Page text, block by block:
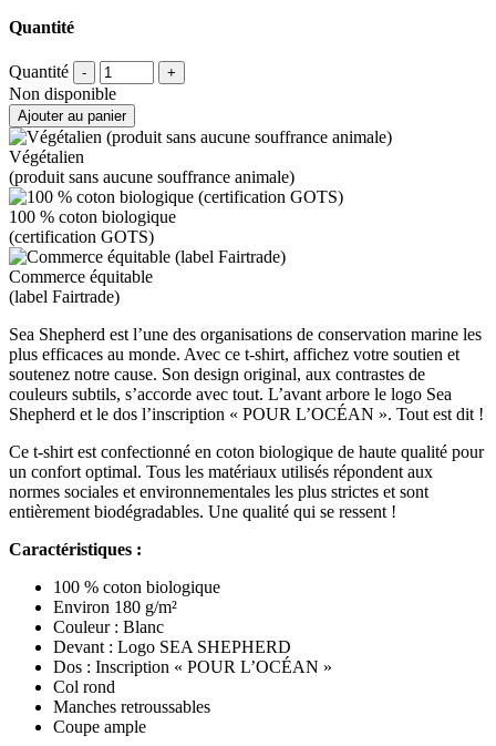
Quantité
Quantité - +
Non disponible
Ajouter au panier
Végétalien
(produit sans aucune souffrance animale)
100 % coton biologique
(certification GOTS)
Commerce équitable
(label Fairtrade)
Sea Shepherd est l’une des organisations de conservation marine les
plus efficaces au monde. Avec ce t-shirt, affichez votre soutien et
soutenez notre cause. Son design original, aux contrastes de
couleurs subtils, s’accorde avec tout. L’avant arbore le logo Sea
Shepherd et le dos l’inscription « POUR L’OCÉAN ». Tout est dit !
Ce t-shirt est confectionné en coton biologique de haute qualité pour
un confort optimal. Tous les matériaux utilisés répondent aux
normes sociales et environnementales les plus strictes et sont
entièrement biodégradables. Une qualité qui se ressent !
Caractéristiques :
100 % coton biologique
Environ 180 g/m²
Couleur : Blanc
Devant : Logo SEA SHEPHERD
Dos : Inscription « POUR L’OCÉAN »
Col rond
Manches retroussables
Coupe ample